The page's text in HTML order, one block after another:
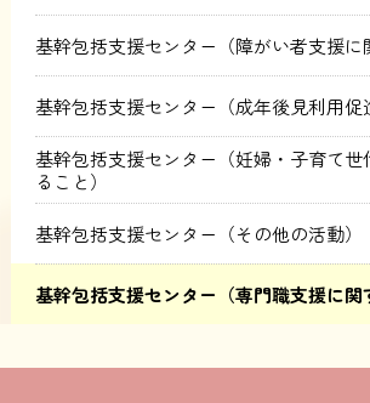
基幹包括支援センター（障がい者支援に
基幹包括支援センター（成年後見利用促
基幹包括支援センター（妊婦・子育て世
ること）
基幹包括支援センター（その他の活動）
基幹包括支援センター（専門職支援に関